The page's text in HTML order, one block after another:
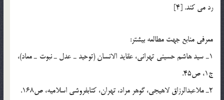
رد می کند. [4]
معرفي منابع جهت مطالعه بيشتر:
1ـ سيد هاشم حسيني تهراني، عقايد الانسان (توحيد ـ عدل ـ نبوت ـ معاد)،
ج1، ص45.
2ـ ملاعبدالرزاق لاهيجي، گوهر مراد، تهران، كتابفروشي اسلاميه، ص168.